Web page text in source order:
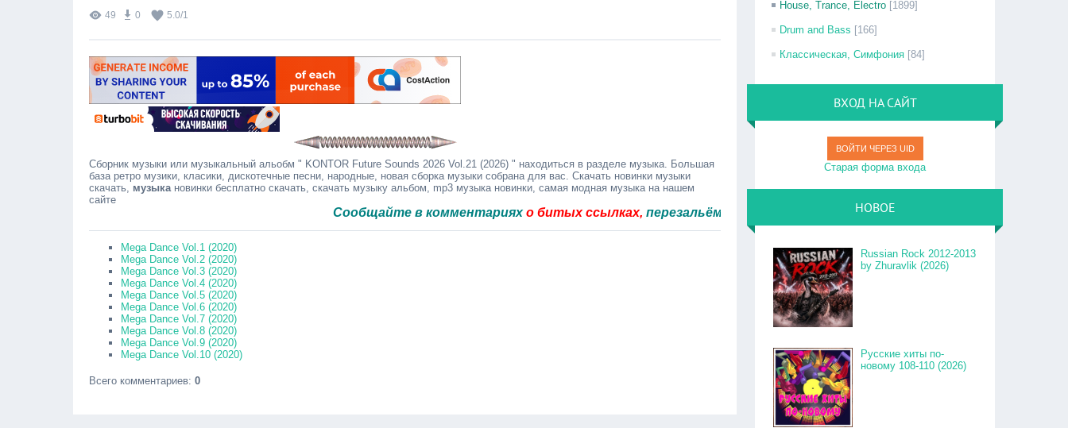
49
0 5.0/1
Сборник музыки или музыкальный альобм " KONTOR Future Sounds 2026 Vol.21 (2026) " находиться в разделе музыка. Большая
база ретро музики, класики, дискотечные песни, народные, новая сборка музыки собрана для вас. Скачать новинки музыки
скачать, музыкановинки бесплатно скачать, скачать музыку альбом, mp3 музыка новинки, самая модная музыка на нашем
сайте
Сообщайте в комментарияхо битых ссылках,перезальём быстро.
Mega Dance Vol.1 (2020)
Mega Dance Vol.2 (2020)
Mega Dance Vol.3 (2020)
Mega Dance Vol.4 (2020)
Mega Dance Vol.5 (2020)
Mega Dance Vol.6 (2020)
Mega Dance Vol.7 (2020)
Mega Dance Vol.8 (2020)
Mega Dance Vol.9 (2020)
Mega Dance Vol.10 (2020)
Всего комментариев: 0
House, Trance, Electro [1899]
Drum and Bass [166]
Классическая, Симфония [84]
ВХОД НА САЙТ
ВОЙТИ ЧЕРЕЗ UID
Старая форма входа
НОВОЕ
Russian Rock 2012-2013
by Zhuravlik (2026)
Русские хиты по-
новому 108-110 (2026)